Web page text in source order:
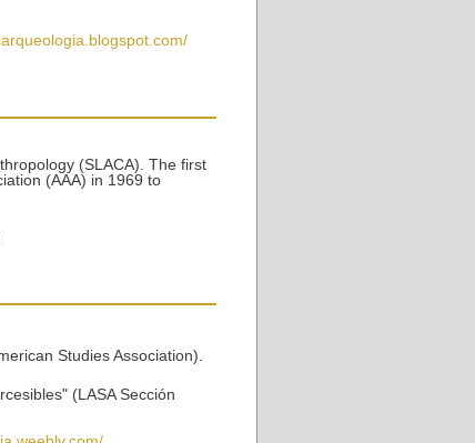
(SLACA). The first
(AAA) in 1969 to
Studies Association).
(LASA Sección